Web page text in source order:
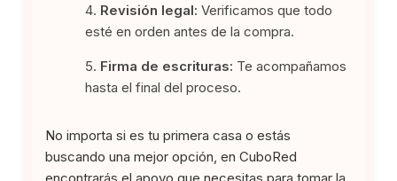
Revisión legal: Verificamos que todo
esté en orden antes de la compra.
Firma de escrituras: Te acompañamos
hasta el final del proceso.
No importa si es tu primera casa o estás
buscando una mejor opción, en CuboRed
encontrarás el apoyo que necesitas para tomar la